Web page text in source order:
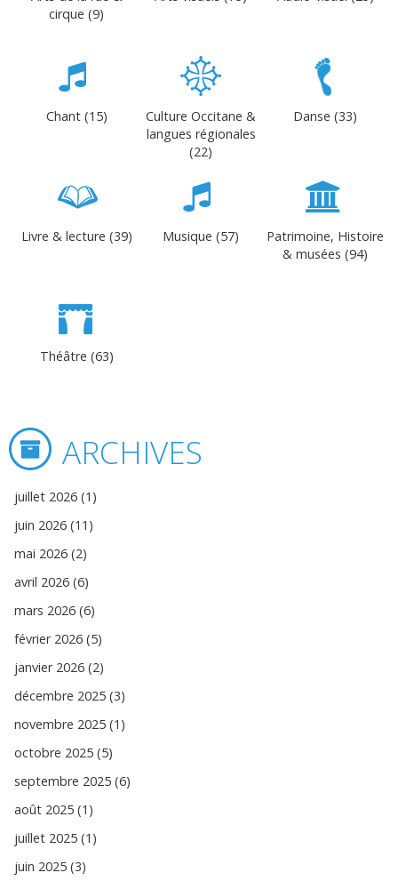
cirque (9)
Chant (15)
Culture Occitane &
langues régionales
(22)
Danse (33)
Livre & lecture (39) Musique (57)
Patrimoine, Histoire
& musées (94)
Théâtre (63)
ARCHIVES
juillet 2026 (1)
juin 2026 (11)
mai 2026 (2)
avril 2026 (6)
mars 2026 (6)
février 2026 (5)
janvier 2026 (2)
décembre 2025 (3)
novembre 2025 (1)
octobre 2025 (5)
septembre 2025 (6)
août 2025 (1)
juillet 2025 (1)
juin 2025 (3)